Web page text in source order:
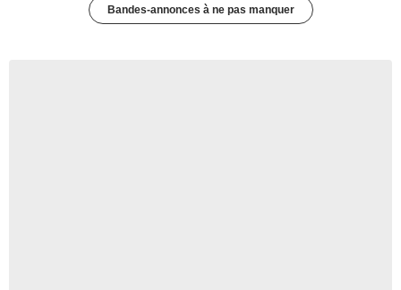
Bandes-annonces à ne pas manquer